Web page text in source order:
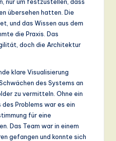
übersehen hatten. Die
und das Wissen aus dem
die Praxis. Das
doch die Architektur
klare Visualisierung
des Systems an
zu vermitteln. Ohne ein
Problems war es ein
für eine
Das Team war in einem
gefangen und konnte sich